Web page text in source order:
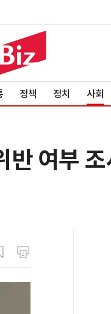
정책 정치 사회
반 여부